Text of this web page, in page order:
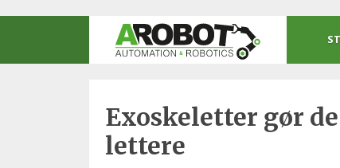
Exoskeletter gør
lettere